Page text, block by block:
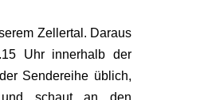
Zellertal. Daraus
Uhr innerhalb der
Sendereihe üblich,
schaut an den